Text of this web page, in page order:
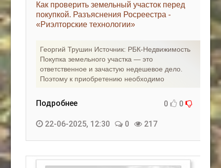
Как проверить земельный участок перед
покупкой. Разъяснения Росреестра -
«Риэлторские технологии»
Георгий Трушин Источник: РБК-Недвижимость
Покупка земельного участка — это
ответственное и зачастую недешевое дело.
Поэтому к приобретению необходимо
Подробнее 0 0
22-06-2025, 12:30 0 217